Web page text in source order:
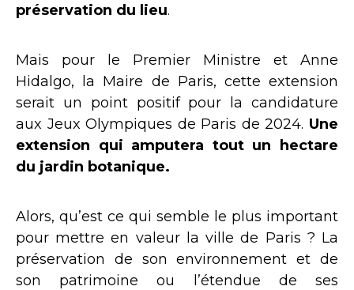
préservation du lieu.
Mais pour le Premier Ministre et Anne
Hidalgo, la Maire de Paris, cette extension
serait un point positif pour la candidature
aux Jeux Olympiques de Paris de 2024. Une
extension qui amputera tout un hectare
du jardin botanique.
Alors, qu’est ce qui semble le plus important
pour mettre en valeur la ville de Paris ? La
préservation de son environnement et de
son patrimoine ou l’étendue de ses